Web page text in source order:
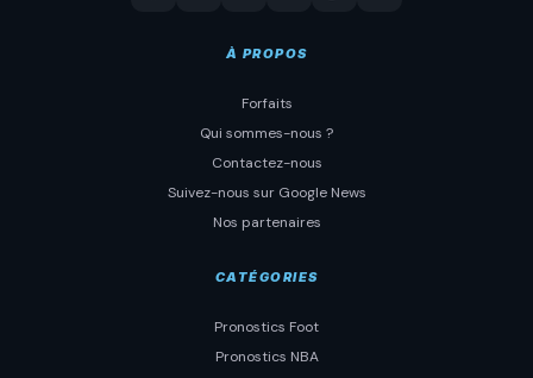
À PROPOS
Forfaits
Qui sommes-nous ?
Contactez-nous
Suivez-nous sur Google News
Nos partenaires
CATÉGORIES
Pronostics Foot
Pronostics NBA